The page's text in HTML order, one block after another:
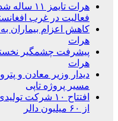
هرات
فعالیت در غرب
کاهش اعزام بیماران
هرات
پیشرفت چشمگیر
هرات
دیدار وزیر معادن و
مسیر پروژه تاپی
افتتاح ۱۰
از ۶۰ میلیون دالر